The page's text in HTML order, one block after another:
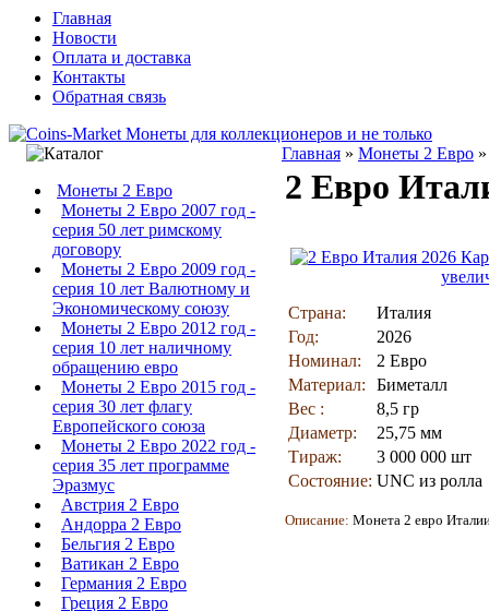
Главная
Новости
Оплата и доставка
Контакты
Обратная связь
Монеты 2 Евро
Монеты 2 Евро 2007 год -
серия 50 лет римскому
договору
Монеты 2 Евро 2009 год -
серия 10 лет Валютному и
Экономическому союзу
Монеты 2 Евро 2012 год -
серия 10 лет наличному
обращению евро
Монеты 2 Евро 2015 год -
серия 30 лет флагу
Европейского союза
Монеты 2 Евро 2022 год -
серия 35 лет программе
Эразмус
Австрия 2 Евро
Андорра 2 Евро
Бельгия 2 Евро
Ватикан 2 Евро
Германия 2 Евро
Греция 2 Евро
Главная » Монеты 2 Евро
2 Евро
Страна:
Италия
Год:
2026
Номинал:
2 Евро
Материал:
Биметалл
Вес :
8,5 гр
Диаметр:
25,75 мм
Тираж:
3 000 000 шт
Состояние: UNC из ролла
Описание: Монета 2 евро